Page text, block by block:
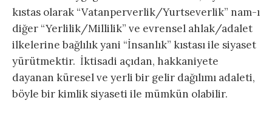
kıstas olarak “Vatanperverlik/Yurtseverlik” nam-ı
diğer “Yerlilik/Millilik” ve evrensel ahlak/adalet
ilkelerine bağlılık yani “İnsanlık” kıstası ile siyaset
yürütmektir. İktisadi açıdan, hakkaniyete
dayanan küresel ve yerli bir gelir dağılımı adaleti,
böyle bir kimlik siyaseti ile mümkün olabilir.